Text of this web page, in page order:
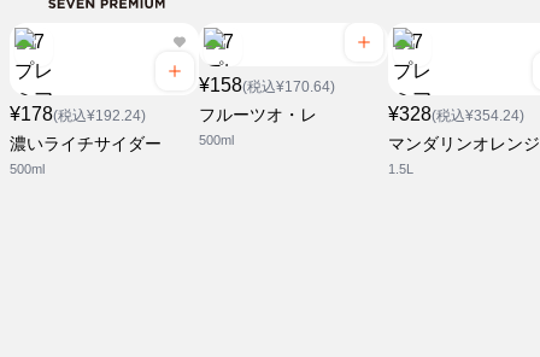
¥178(税込¥192.24)
濃いライチサイダー
500ml
¥158(税込¥170.64)
フルーツオ・レ
500ml
¥328(税込¥354.24)
マンダリンオレンジ
1.5L